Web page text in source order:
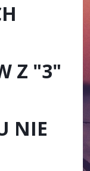
Z "3"
NIE